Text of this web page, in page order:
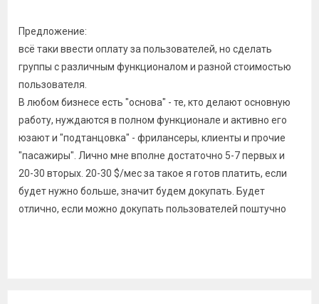
Предложение:
всё таки ввести оплату за пользователей, но сделать
группы с различным функционалом и разной стоимостью
пользователя.
В любом бизнесе есть "основа" - те, кто делают основную
работу, нуждаются в полном функционале и активно его
юзают и "подтанцовка" - фрилансеры, клиенты и прочие
"пасажиры". Лично мне вполне достаточно 5-7 первых и
20-30 вторых. 20-30 $/мес за такое я готов платить, если
будет нужно больше, значит будем докупать. Будет
отлично, если можно докупать пользователей поштучно